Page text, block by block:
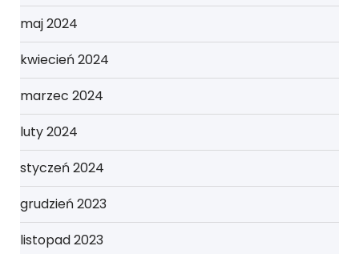
maj 2024
kwiecień 2024
marzec 2024
luty 2024
styczeń 2024
grudzień 2023
listopad 2023